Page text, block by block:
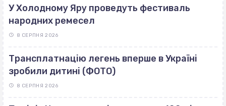
У Холодному Яру проведуть фестиваль
народних ремесел
8 СЕРПНЯ 2026
Трансплатнацію легень вперше в Україні
зробили дитині (ФОТО)
8 СЕРПНЯ 2026